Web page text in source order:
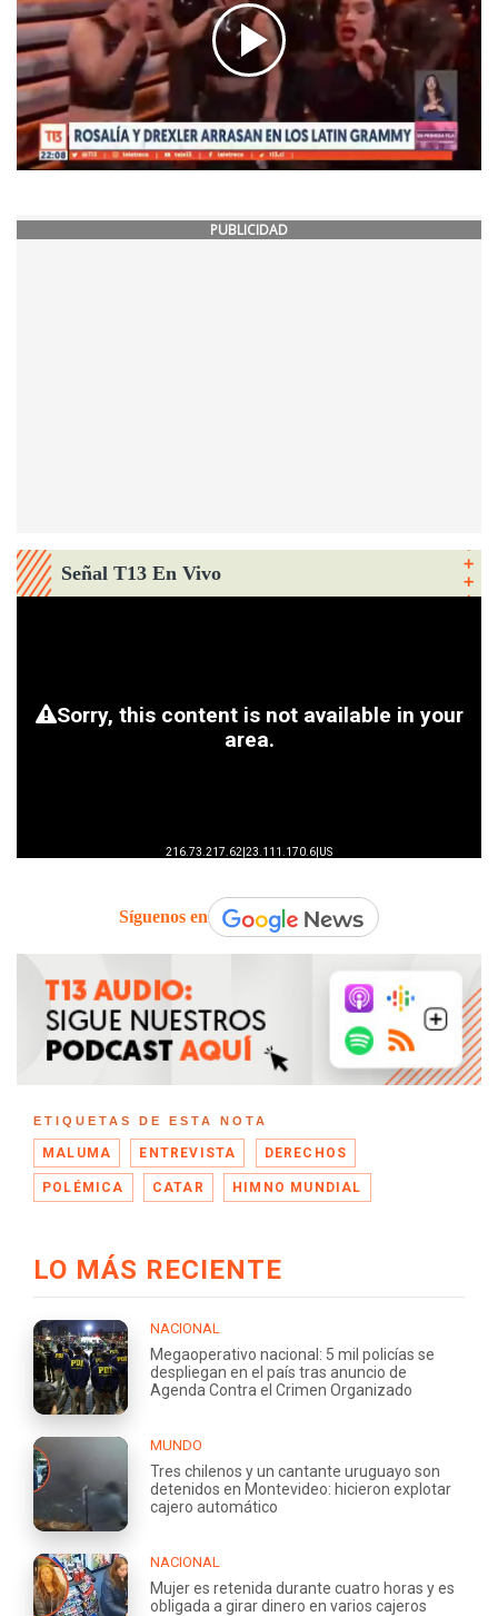
PUBLICIDAD
Señal T13 En Vivo
Síguenos en
ETIQUETAS DE ESTA NOTA
MALUMA ENTREVISTA DERECHOS
POLÉMICA CATAR HIMNO MUNDIAL
LO MÁS RECIENTE
NACIONAL
Megaoperativo nacional: 5 mil policías se
despliegan en el país tras anuncio de
Agenda Contra el Crimen Organizado
MUNDO
Tres chilenos y un cantante uruguayo son
detenidos en Montevideo: hicieron explotar
cajero automático
NACIONAL
Mujer es retenida durante cuatro horas y es
obligada a girar dinero en varios cajeros